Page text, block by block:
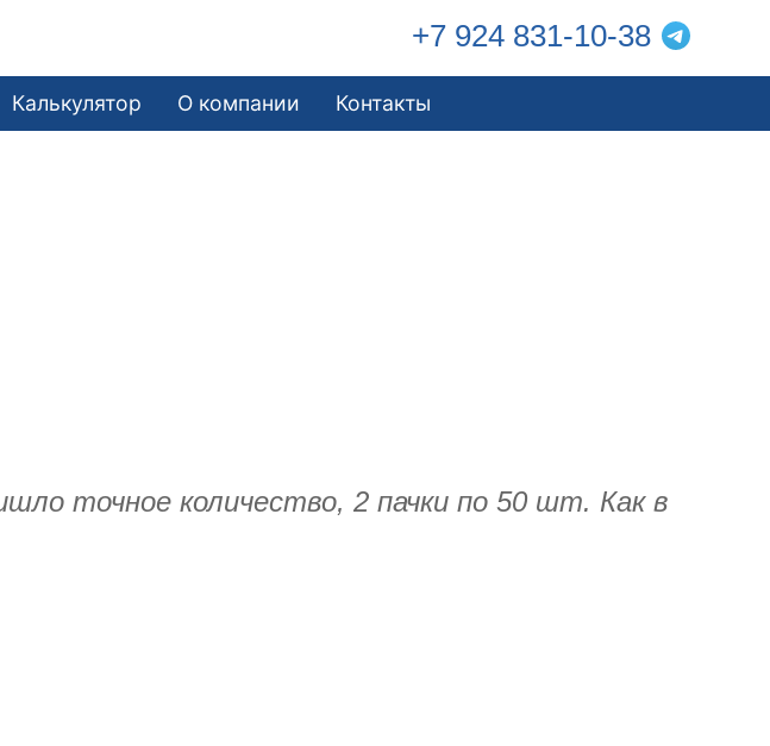
+7 924 831-10-38
Калькулятор О компании Контакты
точное количество, 2 пачки по 50 шт. Как в